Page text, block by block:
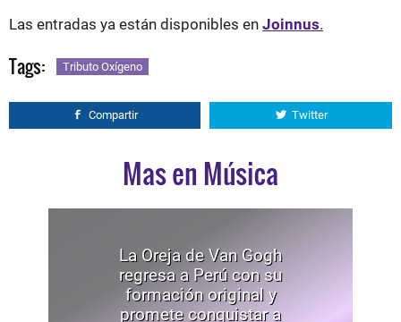
Las entradas ya están disponibles en Joinnus.
Tags: Tributo Oxígeno
Compartir Twitter
Mas en Música
La Oreja de Van Gogh
regresa a Perú con su
formación original y
promete conquistar a